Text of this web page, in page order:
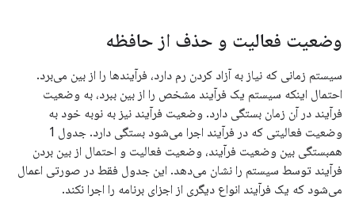
وضعیت فعالیت و حذف از حافظه
سیستم زمانی که نیاز به آزاد کردن رم دارد، فرآیندها را از بین می‌برد.
احتمال اینکه سیستم یک فرآیند مشخص را از بین ببرد، به وضعیت
فرآیند در آن زمان بستگی دارد. وضعیت فرآیند نیز به نوبه خود به
وضعیت فعالیتی که در فرآیند اجرا می‌شود بستگی دارد. جدول 1
همبستگی بین وضعیت فرآیند، وضعیت فعالیت و احتمال از بین بردن
فرآیند توسط سیستم را نشان می‌دهد. این جدول فقط در صورتی اعمال
می‌شود که یک فرآیند انواع دیگری از اجزای برنامه را اجرا نکند.